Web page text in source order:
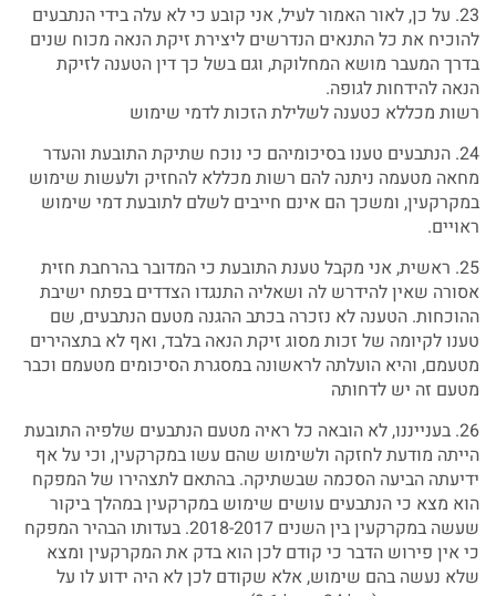
23. על כן, לאור האמור לעיל, אני קובע כי לא עלה בידי הנתבעים
להוכיח את כל התנאים הנדרשים ליצירת זיקת הנאה מכוח שנים
בדרך המעבר מושא המחלוקת, וגם בשל כך דין הטענה לזיקת
הנאה להידחות לגופה.
רשות מכללא כטענה לשלילת הזכות לדמי שימוש
24. הנתבעים טענו בסיכומיהם כי נוכח שתיקת התובעת והעדר
מחאה מטעמה ניתנה להם רשות מכללא להחזיק ולעשות שימוש
במקרקעין, ומשכך הם אינם חייבים לשלם לתובעת דמי שימוש
ראויים.
25. ראשית, אני מקבל טענת התובעת כי המדובר בהרחבת חזית
אסורה שאין להידרש לה ושאליה התנגדו הצדדים בפתח ישיבת
ההוכחות. הטענה לא נזכרה בכתב ההגנה מטעם הנתבעים, שם
טענו לקיומה של זכות מסוג זיקת הנאה בלבד, ואף לא בתצהירים
מטעמם, והיא הועלתה לראשונה במסגרת הסיכומים מטעמם וכבר
מטעם זה יש לדחותה
26. בענייננו, לא הובאה כל ראיה מטעם הנתבעים שלפיה התובעת
הייתה מודעת לחזקה ולשימוש שהם עשו במקרקעין, וכי על אף
ידיעתה הביעה הסכמה שבשתיקה. בהתאם לתצהירו של המפקח
הוא מצא כי הנתבעים עושים שימוש במקרקעין במהלך ביקור
שעשה במקרקעין בין השנים 2018-2017. בעדותו הבהיר המפקח
כי אין פירוש הדבר כי קודם לכן הוא בדק את המקרקעין ומצא
שלא נעשה בהם שימוש, אלא שקודם לכן לא היה ידוע לו על